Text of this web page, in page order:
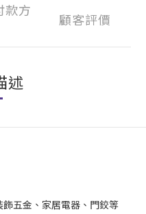
款方
顧客評價
述
五金、家居電器、門鉸等